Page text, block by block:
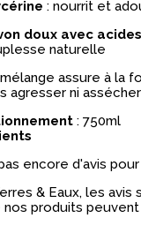
: nourrit et
doux avec
naturelle
assure à la
agresser ni
: 750ml
encore d'avis
& Eaux, les
produits peuvent